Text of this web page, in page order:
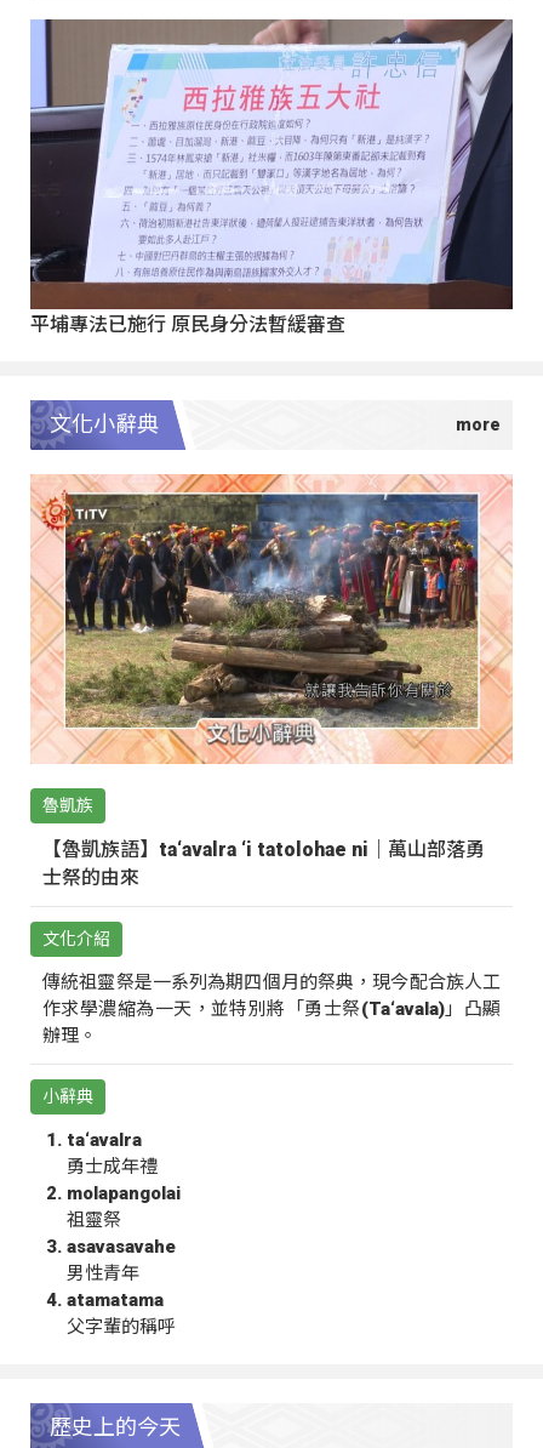
平埔專法已施行 原民身分法暫緩審查
文化小辭典
魯凱族
【魯凱族語】ta‘avalra ‘i tatolohae ni｜萬山部落勇
士祭的由來
文化介紹
傳統祖靈祭是一系列為期四個月的祭典，現今配合族人工
作求學濃縮為一天，並特別將「勇士祭(Ta‘avala)」凸顯
辦理。
小辭典
ta‘avalra
勇士成年禮
molapangolai
祖靈祭
asavasavahe
男性青年
atamatama
父字輩的稱呼
歷史上的今天